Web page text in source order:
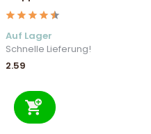
Auf Lager
Schnelle Lieferung!
2.59